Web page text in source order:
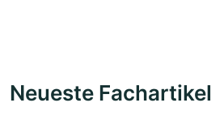
Neueste Fachartikel